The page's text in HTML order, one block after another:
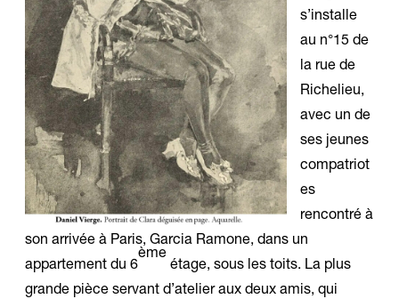
s’installe
au n°15 de
la rue de
Richelieu,
avec un de
ses jeunes
compatriot
es
rencontré à
son arrivée à Paris, Garcia Ramone, dans un
appartement du 6
ème
étage, sous les toits. La plus
grande pièce servant d’atelier aux deux amis, qui